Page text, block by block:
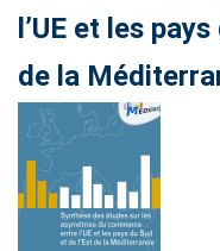
l’UE et les
de la